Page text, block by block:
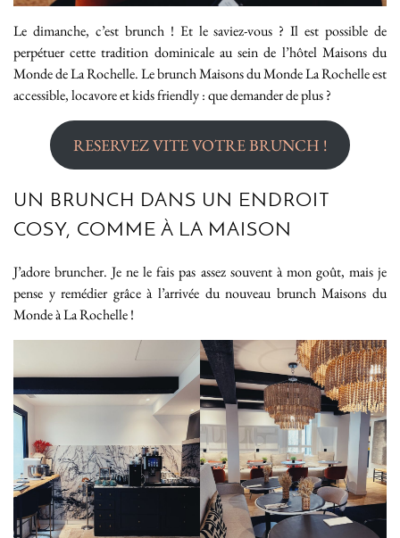
Le dimanche, c’est brunch ! Et le saviez-vous ? Il est possible de
perpétuer cette tradition dominicale au sein de l’hôtel Maisons du
Monde de La Rochelle. Le brunch Maisons du Monde La Rochelle est
accessible, locavore et kids friendly : que demander de plus ?
RESERVEZ VITE VOTRE BRUNCH !
UN BRUNCH DANS UN ENDROIT
COSY, COMME À LA MAISON
J’adore bruncher. Je ne le fais pas assez souvent à mon goût, mais je
pense y remédier grâce à l’arrivée du nouveau brunch Maisons du
Monde à La Rochelle !